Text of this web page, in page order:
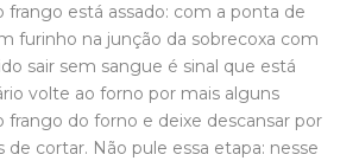
frango está assado: com a ponta de
furinho na junção da sobrecoxa com
sair sem sangue é sinal que está
volte ao forno por mais alguns
frango do forno e deixe descansar por
cortar. Não pule essa etapa: nesse